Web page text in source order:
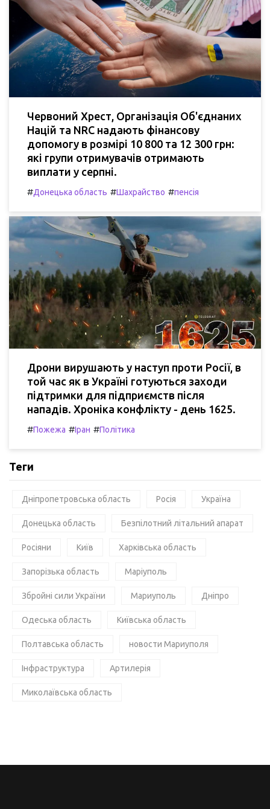
Червоний Хрест, Організація Об'єднаних
Націй та NRC надають фінансову
допомогу в розмірі 10 800 та 12 300 грн:
які групи отримувачів отримають
виплати у серпні.
#Донецька область #Шахрайство #пенсія
Дрони вирушають у наступ проти Росії, в
той час як в Україні готуються заходи
підтримки для підприємств після
нападів. Хроніка конфлікту - день 1625.
#Пожежа #Іран #Політика
Теги
Дніпропетровська область Росія Україна
Донецька область Безпілотний літальний апарат
Росіяни Київ Харківська область
Запорізька область Маріуполь
Збройні сили України Мариуполь Дніпро
Одеська область Київська область
Полтавська область новости Мариуполя
Інфраструктура Артилерія
Миколаївська область